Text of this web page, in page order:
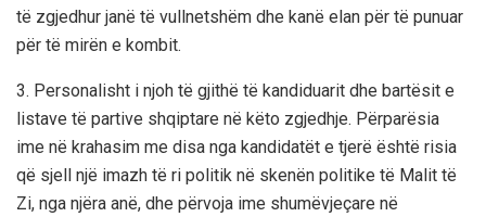
të zgjedhur janë të vullnetshëm dhe kanë elan për të punuar
për të mirën e kombit.
3. Personalisht i njoh të gjithë të kandiduarit dhe bartësit e
listave të partive shqiptare në këto zgjedhje. Përparësia
ime në krahasim me disa nga kandidatët e tjerë është risia
që sjell një imazh të ri politik në skenën politike të Malit të
Zi, nga njëra anë, dhe përvoja ime shumëvjeçare në